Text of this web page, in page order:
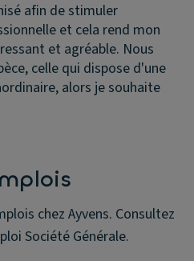
afin de stimuler
et cela rend mon
et agréable. Nous
celle qui dispose d'une
alors je souhaite
chez Ayvens. Consultez
Société Générale.